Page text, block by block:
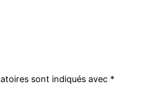
sont indiqués avec *